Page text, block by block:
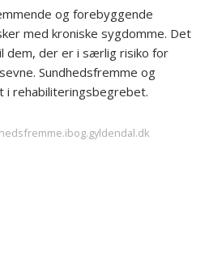
og forebyggende
med kroniske sygdomme. Det
dem, der er i særlig risiko for
Sundhedsfremme og
i rehabiliteringsbegrebet.